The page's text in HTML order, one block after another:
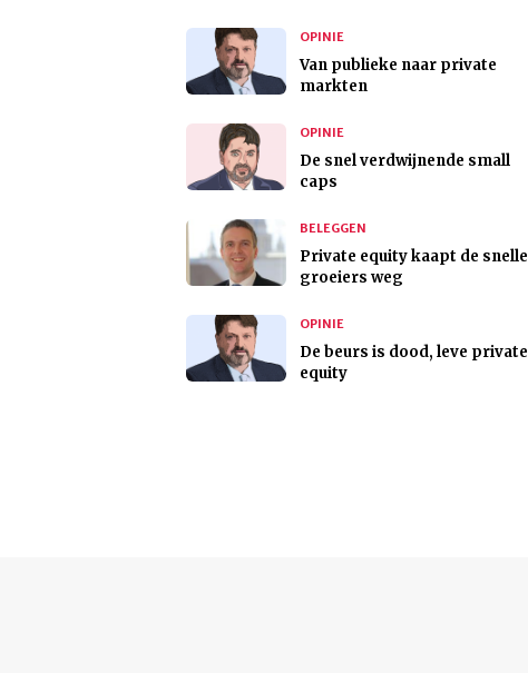
OPINIE
Van publieke naar private
markten
OPINIE
De snel verdwijnende small
caps
BELEGGEN
Private equity kaapt de snelle
groeiers weg
OPINIE
De beurs is dood, leve private
equity